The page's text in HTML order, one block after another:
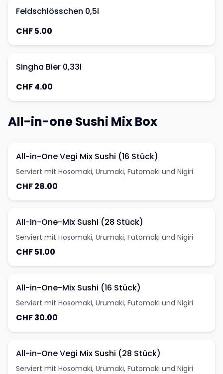
Feldschlösschen 0,5l
CHF 5.00
Singha Bier 0,33l
CHF 4.00
All-in-one Sushi Mix Box
All-in-One Vegi Mix Sushi (16 Stück)
Serviert mit Hosomaki, Urumaki, Futomaki und Nigiri
CHF 28.00
All-in-One-Mix Sushi (28 Stück)
Serviert mit Hosomaki, Urumaki, Futomaki und Nigiri
CHF 51.00
All-in-One-Mix Sushi (16 Stück)
Serviert mit Hosomaki, Urumaki, Futomaki und Nigiri
CHF 30.00
All-in-One Vegi Mix Sushi (28 Stück)
Serviert mit Hosomaki, Urumaki, Futomaki und Nigiri